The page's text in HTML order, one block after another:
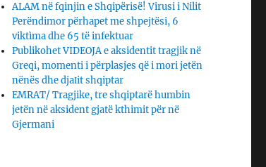
ALAM në fqinjin e Shqipërisë! Virusi i Nilit
Perëndimor përhapet me shpejtësi, 6
viktìma dhe 65 të infektuar
Publikohet VIDEOJA e aksidentit tragjik në
Greqi, momenti i përplasjes që i mori jetën
nënës dhe djaΙit shqiptar
EMRAT/ Tragjike, tre shqiptarë humbin
jetën në aksident gjatë kthimit për në
Gjermani